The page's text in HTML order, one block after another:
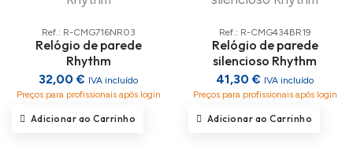
Ref.: R-CMG716NR03
Relógio de parede
Rhythm
32,00 € IVA incluído
Preços para profissionais após login
Adicionar ao Carrinho
Ref.: R-CMG434BR19
Relógio de parede
silencioso Rhythm
41,30 € IVA incluído
Preços para profissionais após login
Adicionar ao Carrinho